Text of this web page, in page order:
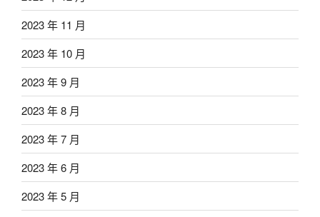
2023 年 11 月
2023 年 10 月
2023 年 9 月
2023 年 8 月
2023 年 7 月
2023 年 6 月
2023 年 5 月